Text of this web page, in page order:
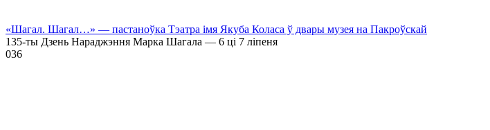
«Шагал. Шагал…» — пастаноўка Тэатра імя Якуба Коласа ў двары музея на Пакроўскай
135-ты Дзень Нараджэння Марка Шагала — 6 ці 7 ліпеня
036